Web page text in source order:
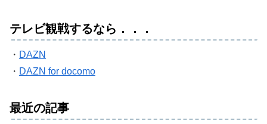
テレビ観戦するなら．．．
・ DAZN
・ DAZN for docomo
最近の記事